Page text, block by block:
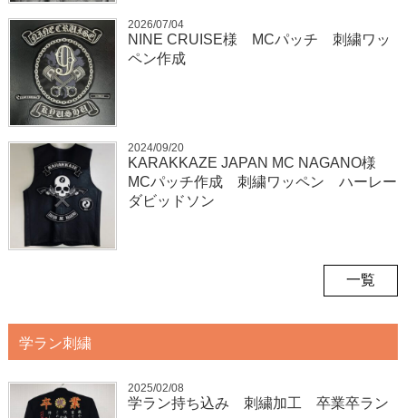
2026/07/04
NINE CRUISE様 MCパッチ 刺繍ワッ
ペン作成
2024/09/20
KARAKKAZE JAPAN MC NAGANO様
MCパッチ作成 刺繍ワッペン ハーレー
ダビッドソン
一覧
学ラン刺繍
2025/02/08
学ラン持ち込み 刺繍加工 卒業卒ラン